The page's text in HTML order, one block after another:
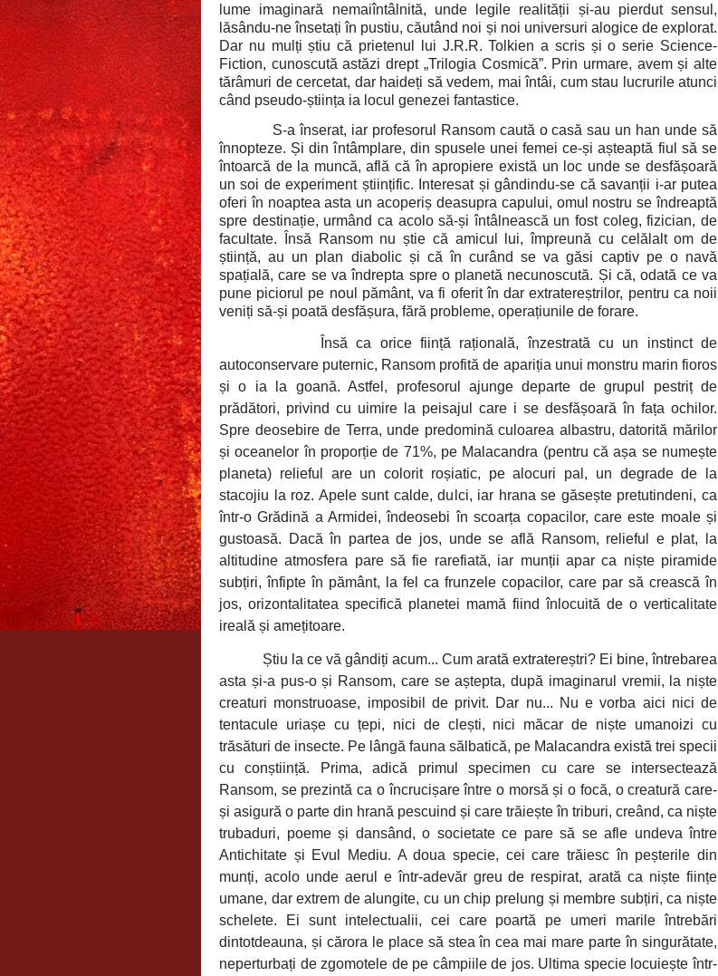
lume imaginară nemaiîntâlnită, unde legile realității și-au pierdut sensul,
lăsându-ne însetați în pustiu, căutând noi și noi universuri alogice de explorat.
Dar nu mulți știu că prietenul lui J.R.R. Tolkien a scris și o serie Science-
Fiction, cunoscută astăzi drept „Trilogia Cosmică”. Prin urmare, avem și alte
tărâmuri de cercetat, dar haideți să vedem, mai întâi, cum stau lucrurile atunci
când pseudo-știința ia locul genezei fantastice.
S-a înserat, iar profesorul Ransom caută o casă sau un han unde să
înnopteze. Și din întâmplare, din spusele unei femei ce-și așteaptă fiul să se
întoarcă de la muncă, află că în apropiere există un loc unde se desfășoară
un soi de experiment științific. Interesat și gândindu-se că savanții i-ar putea
oferi în noaptea asta un acoperiș deasupra capului, omul nostru se îndreaptă
spre destinație, urmând ca acolo să-și întâlnească un fost coleg, fizician, de
facultate. Însă Ransom nu știe că amicul lui, împreună cu celălalt om de
știință, au un plan diabolic și că în curând se va găsi captiv pe o navă
spațială, care se va îndrepta spre o planetă necunoscută. Și că, odată ce va
pune piciorul pe noul pământ, va fi oferit în dar extratereștrilor, pentru ca noii
veniți să-și poată desfășura, fără probleme, operațiunile de forare.
Însă ca orice ființă rațională, înzestrată cu un instinct de
autoconservare puternic, Ransom profită de apariția unui monstru marin fioros
și o ia la goană. Astfel, profesorul ajunge departe de grupul pestriț de
prădători, privind cu uimire la peisajul care i se desfășoară în fața ochilor.
Spre deosebire de Terra, unde predomină culoarea albastru, datorită mărilor
și oceanelor în proporție de 71%, pe Malacandra (pentru că așa se numește
planeta) relieful are un colorit roșiatic, pe alocuri pal, un degrade de la
stacojiu la roz. Apele sunt calde, dulci, iar hrana se găsește pretutindeni, ca
într-o Grădină a Armidei, îndeosebi în scoarța copacilor, care este moale și
gustoasă. Dacă în partea de jos, unde se află
Ransom, relieful e plat, la
altitudine atmosfera pare să fie rarefiată, iar munții apar ca niște piramide
subțiri, înfipte în pământ, la fel ca frunzele copacilor, care par să crească în
jos, orizontalitatea specifică planetei mamă fiind înlocuită de o verticalitate
ireală și amețitoare.
Știu la ce vă gândiți acum... Cum arată extratereștri? Ei bine, întrebarea
asta și-a pus-o și Ransom, care se aștepta, după imaginarul vremii, la niște
creaturi monstruoase, imposibil de privit. Dar nu... Nu e vorba aici nici de
tentacule uriașe cu țepi, nici de clești, nici măcar de niște umanoizi cu
trăsături de insecte. Pe lângă fauna sălbatică, pe Malacandra există trei specii
cu conștiință. Prima, adică primul specimen cu care se intersectează
Ransom, se prezintă ca o încrucișare între o morsă și o focă, o creatură care-
și asigură o parte din hrană pescuind și care trăiește în triburi, creând, ca niște
trubaduri, poeme și dansând, o societate ce pare să se afle undeva între
Antichitate și Evul Mediu. A doua specie, cei care trăiesc în peșterile din
munți, acolo unde aerul e într-adevăr greu de respirat, arată ca niște ființe
umane, dar extrem de alungite, cu un chip prelung și membre subțiri, ca niște
schelete. Ei sunt intelectualii, cei care poartă pe umeri marile întrebări
dintotdeauna, și cărora le place să stea în cea mai mare parte în singurătate,
neperturbați de zgomotele de pe câmpiile de jos. Ultima specie locuiește într-